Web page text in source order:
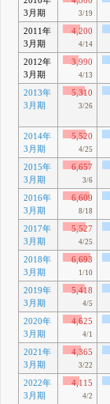
3月期
3/19
2011年
3月期
4,200
4/14
2012年
3月期
3,990
4/13
2013年
3月期
5,310
3/26
2014年
3月期
5,520
4/25
2015年
3月期
6,657
3/6
2016年
3月期
6,609
8/18
2017年
3月期
5,527
4/25
2018年
3月期
6,693
1/10
2019年
3月期
5,418
4/5
2020年
3月期
4,625
4/1
2021年
3月期
4,365
3/22
2022年
3月期
4,115
4/2